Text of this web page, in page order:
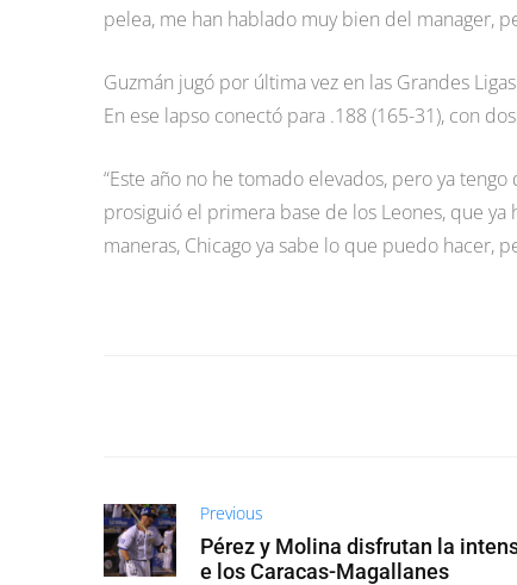
pelea, me han hablado muy bien del manager,
Guzmán jugó por última vez en las Grandes
En ese lapso conectó para .188 (165-31), con
“Este año no he tomado elevados, pero ya
prosiguió el primera base de los Leones, que ya
maneras, Chicago ya sabe lo que puedo hacer,
Previous
Pérez y Molina disfrutan la
e los Caracas-Magallanes